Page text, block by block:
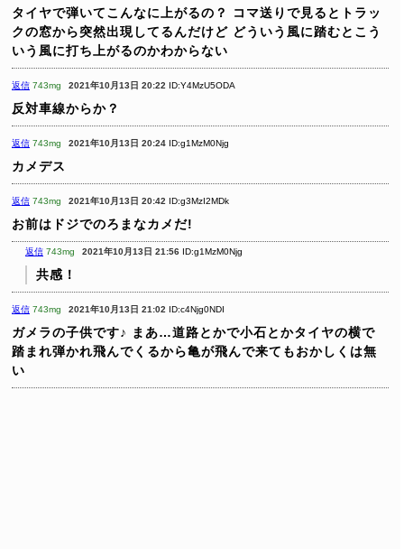
タイヤで弾いてこんなに上がるの？
コマ送りで見るとトラッ
クの窓から突然出現してるんだけど どういう風に踏むとこう
いう風に打ち上がるのかわからない
返信 743mg 2021年10月13日 20:22 ID:Y4MzU5ODA
反対車線からか？
返信 743mg 2021年10月13日 20:24 ID:g1MzM0Njg
カメデス
返信 743mg 2021年10月13日 20:42 ID:g3MzI2MDk
お前はドジでのろまなカメだ!
返信 743mg 2021年10月13日 21:56 ID:g1MzM0Njg
共感！
返信 743mg 2021年10月13日 21:02 ID:c4Njg0NDI
ガメラの子供です♪
まあ…道路とかで小石とかタイヤの横で
踏まれ弾かれ飛んでくるから亀が飛んで来てもおかしくは無
い